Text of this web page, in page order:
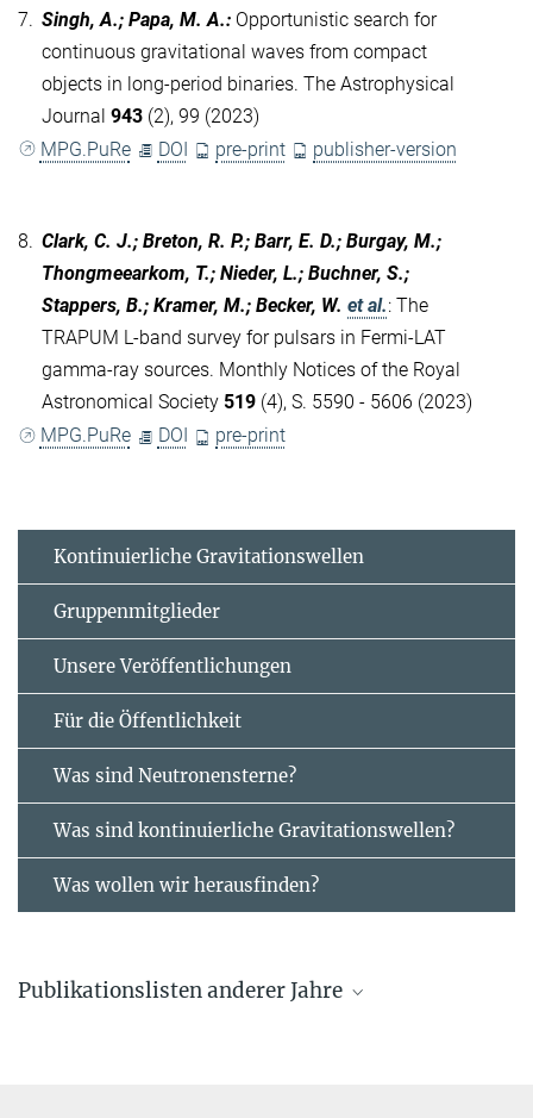
7. Singh, A.; Papa, M. A.: Opportunistic search for
continuous gravitational waves from compact
objects in long-period binaries. The Astrophysical
Journal 943 (2), 99 (2023)
MPG.PuRe
DOI pre-print publisher-version
8. Clark, C. J.; Breton, R. P.; Barr, E. D.; Burgay, M.;
Thongmeearkom, T.; Nieder, L.; Buchner, S.;
Stappers, B.; Kramer, M.; Becker, W. et al.: The
TRAPUM L-band survey for pulsars in Fermi-LAT
gamma-ray sources. Monthly Notices of the Royal
Astronomical Society 519 (4), S. 5590 - 5606 (2023)
MPG.PuRe
DOI pre-print
Kontinuierliche Gravitationswellen
Gruppenmitglieder
Unsere Veröffentlichungen
Für die Öffentlichkeit
Was sind Neutronensterne?
Was sind kontinuierliche Gravitationswellen?
Was wollen wir herausfinden?
Publikationslisten anderer Jahre